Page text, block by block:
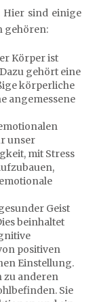
Hier sind einige
gehören:
Körper ist
gehört eine
körperliche
angemessene
unser
mit Stress
Geist
beinhaltet
positiven
Einstellung.
zu anderen
Sie